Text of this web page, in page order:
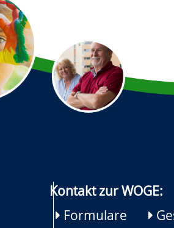
Kontakt zur WOGE:
Formulare